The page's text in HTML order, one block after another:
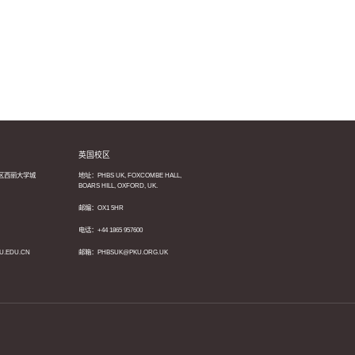
西丽大学城
英国校区
地址：PHBS UK, FOXCOMBE HALL,
BOARS HILL, OXFORD, UK.
邮编：OX1 5HR
电话：+44 1865 957600
邮箱：PHBSUK@PKU.ORG.UK